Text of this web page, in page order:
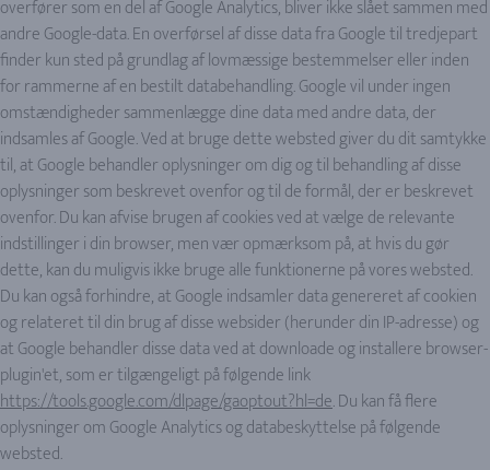
overfører som en del af Google Analytics, bliver ikke slået sammen med
andre Google-data. En overførsel af disse data fra Google til tredjepart
finder kun sted på grundlag af lovmæssige bestemmelser eller inden
for rammerne af en bestilt databehandling. Google vil under ingen
omstændigheder sammenlægge dine data med andre data, der
indsamles af Google. Ved at bruge dette websted giver du dit samtykke
til, at Google behandler oplysninger om dig og til behandling af disse
oplysninger som beskrevet ovenfor og til de formål, der er beskrevet
ovenfor. Du kan afvise brugen af cookies ved at vælge de relevante
indstillinger i din browser, men vær opmærksom på, at hvis du gør
dette, kan du muligvis ikke bruge alle funktionerne på vores websted.
Du kan også forhindre, at Google indsamler data genereret af cookien
og relateret til din brug af disse websider (herunder din IP-adresse) og
at Google behandler disse data ved at downloade og installere browser-
plugin'et, som er tilgængeligt på følgende link
https://tools.google.com/dlpage/gaoptout?hl=de. Du kan få flere
oplysninger om Google Analytics og databeskyttelse på følgende
websted.